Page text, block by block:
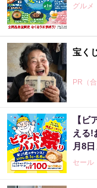
グルメ
宝く
PR（
「宝
こと
PR（
【ビ
える!
月8日
セール